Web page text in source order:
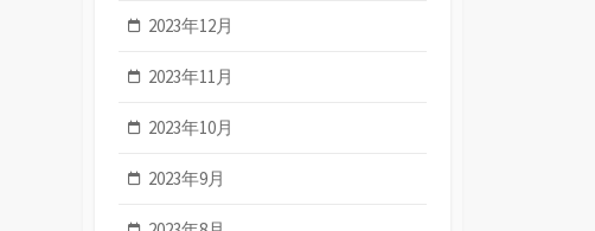
2023年12月
2023年11月
2023年10月
2023年9月